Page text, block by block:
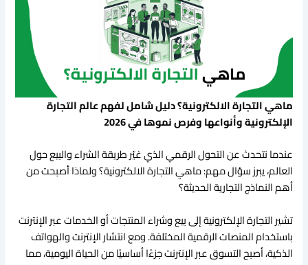
ماهي التجارة الالكترونية؟ دليل شامل لفهم عالم التجارة
الإلكترونية وأنواعها وفرص نموها في 2026
عندما نتحدث عن التحول الرقمي الذي غيّر طريقة الشراء والبيع حول
العالم، يبرز سؤال مهم: ماهي التجارة الالكترونية؟ ولماذا أصبحت من
أهم النماذج التجارية الحديثة؟
تشير التجارة الإلكترونية إلى بيع وشراء المنتجات أو الخدمات عبر الإنترنت
باستخدام المنصات الرقمية المختلفة. ومع انتشار الإنترنت والهواتف
الذكية، أصبح التسوق عبر الإنترنت جزءًا أساسيًا من الحياة اليومية، مما